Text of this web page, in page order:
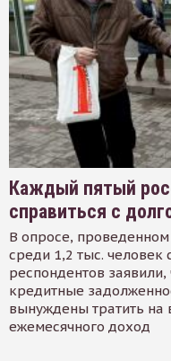
Каждый пятый
справиться с
В опросе,
среди 1,2 тыс. человек
респондентов
кредитные
вынуждены тратить на
ежемесячного доход